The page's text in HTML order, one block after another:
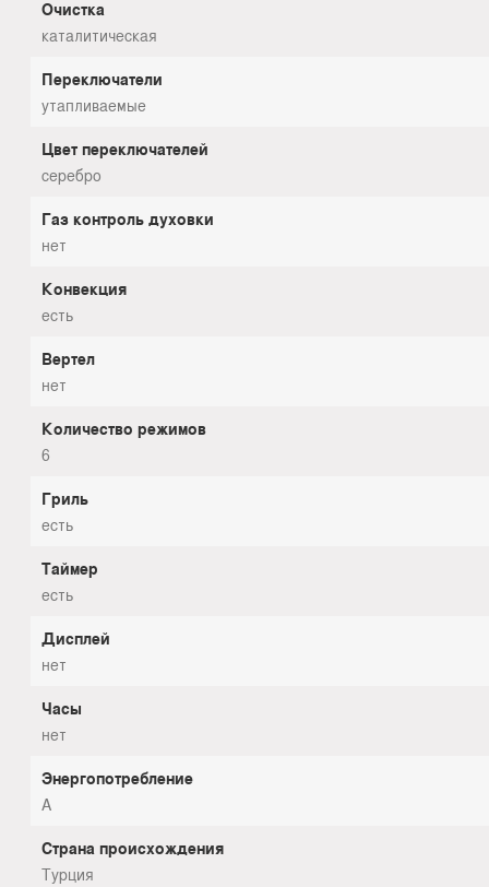
Очистка
каталитическая
Переключатели
утапливаемые
Цвет переключателей
серебро
Газ контроль духовки
нет
Конвекция
есть
Вертел
нет
Количество режимов
6
Гриль
есть
Таймер
есть
Дисплей
нет
Часы
нет
Энергопотребление
A
Страна происхождения
Турция